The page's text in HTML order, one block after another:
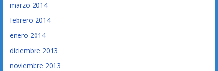
marzo 2014
febrero 2014
enero 2014
diciembre 2013
noviembre 2013